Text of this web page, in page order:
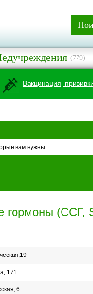
(779)
Вакцинация, прививки
вам нужны
гормоны (ССГ,
171
6